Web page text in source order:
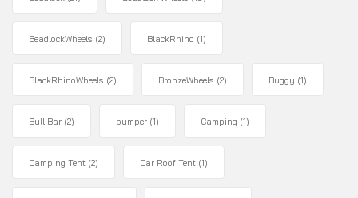
BeadlockWheels (2) BlackRhino (1)
BlackRhinoWheels (2) BronzeWheels (2) Buggy (1)
Bull Bar (2) bumper (1) Camping (1)
Camping Tent (2) Car Roof Tent (1)